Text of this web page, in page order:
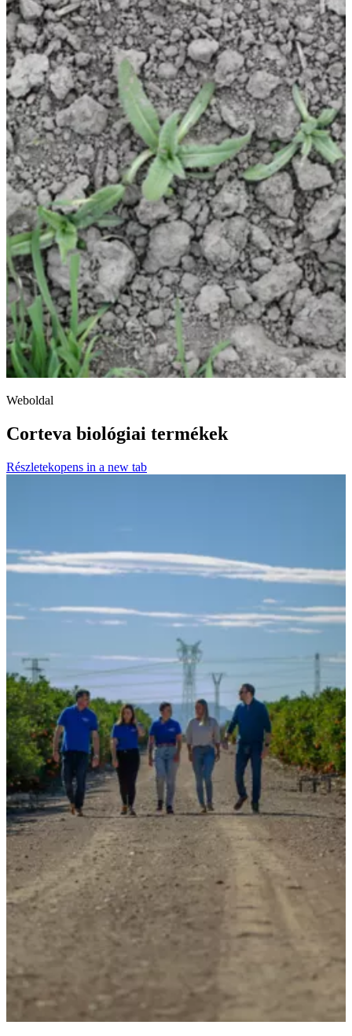
Weboldal
Corteva biológiai termékek
Részletekopens in a new tab